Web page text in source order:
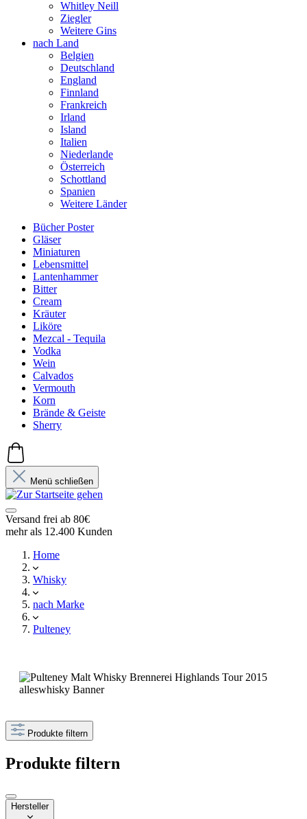
Whitley Neill
Ziegler
Weitere Gins
nach Land
Belgien
Deutschland
England
Finnland
Frankreich
Irland
Island
Italien
Niederlande
Österreich
Schottland
Spanien
Weitere Länder
Bücher Poster
Gläser
Miniaturen
Lebensmittel
Lantenhammer
Bitter
Cream
Kräuter
Liköre
Mezcal - Tequila
Vodka
Wein
Calvados
Vermouth
Korn
Brände & Geiste
Sherry
Menü schließen
Versand frei ab 80€
mehr als 12.400 Kunden
Home
Whisky
nach Marke
Pulteney
Produkte filtern
Produkte filtern
Hersteller